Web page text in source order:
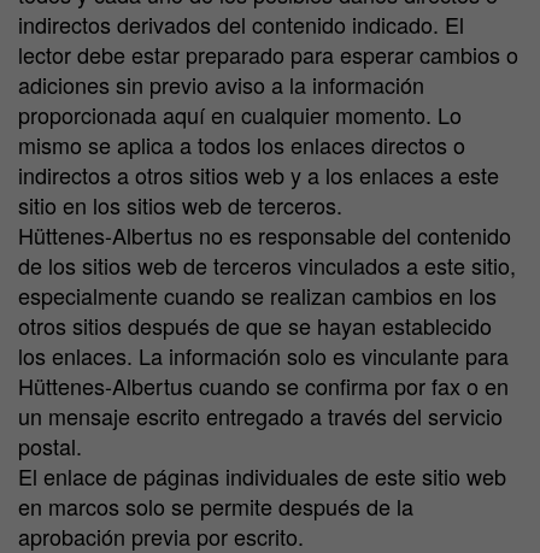
indirectos derivados del contenido indicado. El
lector debe estar preparado para esperar cambios o
adiciones sin previo aviso a la información
proporcionada aquí en cualquier momento. Lo
mismo se aplica a todos los enlaces directos o
indirectos a otros sitios web y a los enlaces a este
sitio en los sitios web de terceros.
Hüttenes-Albertus no es responsable del contenido
de los sitios web de terceros vinculados a este sitio,
especialmente cuando se realizan cambios en los
otros sitios después de que se hayan establecido
los enlaces. La información solo es vinculante para
Hüttenes-Albertus cuando se confirma por fax o en
un mensaje escrito entregado a través del servicio
postal.
El enlace de páginas individuales de este sitio web
en marcos solo se permite después de la
aprobación previa por escrito.